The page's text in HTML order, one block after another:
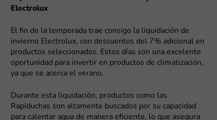
Electrolux
El fin de la temporada trae consigo la liquidación de
invierno Electrolux, con descuentos del 7% adicional en
productos seleccionados. Estos días son una excelente
oportunidad para invertir en productos de climatización,
ya que se acerca el verano.
Durante esta liquidación, productos como las
Rapiduchas son altamente buscados por su capacidad
para calentar agua de manera eficiente, lo que asegura